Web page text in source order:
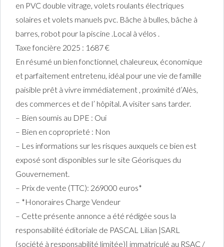
en PVC double vitrage, volets roulants électriques
solaires et volets manuels pvc. Bâche à bulles, bâche à
barres, robot pour la piscine .Local à vélos .
Taxe foncière 2025 : 1687 €
En résumé un bien fonctionnel, chaleureux, économique
et parfaitement entretenu, idéal pour une vie de famille
paisible prêt à vivre immédiatement , proximité d’Alès,
des commerces et de l’ hôpital. A visiter sans tarder.
– Bien soumis au DPE : Oui
– Bien en coproprieté : Non
– Les informations sur les risques auxquels ce bien est
exposé sont disponibles sur le site Géorisques du
Gouvernement.
– Prix de vente (TTC): 269000 euros*
– *Honoraires Charge Vendeur
– Cette présente annonce a été rédigée sous la
responsabilité éditoriale de PASCAL Lilian |SARL
(société à responsabilité limitée)| immatriculé au RSAC /